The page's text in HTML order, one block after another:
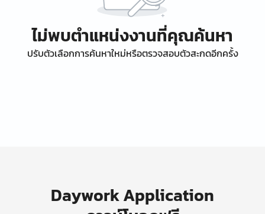
ไม่พบตำแหน่งงานที่คุณค้นหา
ปรับตัวเลือกการค้นหาใหม่หรือตรวจสอบตัวสะกดอีกครั้ง
Daywork Application